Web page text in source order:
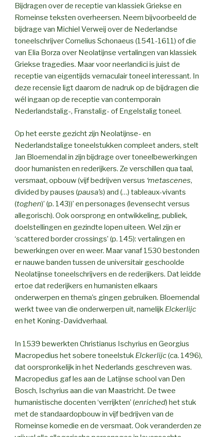
Bijdragen over de receptie van klassiek Griekse en
Romeinse teksten overheersen. Neem bijvoorbeeld de
bijdrage van Michiel Verweij over de Nederlandse
toneelschrijver Cornelius Schonaeus (1541-1611) of die
van Elia Borza over Neolatijnse vertalingen van klassiek
Griekse tragedies. Maar voor neerlandici is juist de
receptie van eigentijds vernaculair toneel interessant. In
deze recensie ligt daarom de nadruk op de bijdragen die
wél ingaan op de receptie van contemporain
Nederlandstalig-, Franstalig- of Engelstalig toneel.
Op het eerste gezicht zijn Neolatijnse- en
Nederlandstalige toneelstukken compleet anders, stelt
Jan Bloemendal in zijn bijdrage over toneelbewerkingen
door humanisten en rederijkers. Ze verschillen qua taal,
versmaat, opbouw (vijf bedrijven versus ‘metascenes,
divided by pauses (pausa’s) and (…) tableaux-vivants
(toghen)’ (p. 143))’ en personages (levensecht versus
allegorisch). Ook oorsprong en ontwikkeling, publiek,
doelstellingen en gezindte lopen uiteen. Wel zijn er
‘scattered border crossings’ (p. 145): vertalingen en
bewerkingen over en weer. Maar vanaf 1530 bestonden
er nauwe banden tussen de universitair geschoolde
Neolatijnse toneelschrijvers en de rederijkers. Dat leidde
ertoe dat rederijkers en humanisten elkaars
onderwerpen en thema’s gingen gebruiken. Bloemendal
werkt twee van die onderwerpen uit, namelijk Elckerlijc
en het Koning-Davidverhaal.
In 1539 bewerkten Christianus Ischyrius en Georgius
Macropedius het sobere toneelstuk Elckerlijc(ca. 1496),
dat oorspronkelijk in het Nederlands geschreven was.
Macropedius gaf les aan de Latijnse school van Den
Bosch, Ischyrius aan die van Maastricht. De twee
humanistische docenten ‘verrijkten’ (enriched) het stuk
met de standaardopbouw in vijf bedrijven van de
Romeinse komedie en de versmaat. Ook veranderden ze